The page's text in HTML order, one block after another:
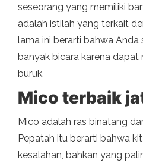
seseorang yang memiliki
adalah istilah yang terkait
lama ini berarti bahwa Anda
banyak bicara karena
buruk.
Mico terbaik
Mico adalah ras binatang
Pepatah itu berarti bahwa
kesalahan, bahkan yang